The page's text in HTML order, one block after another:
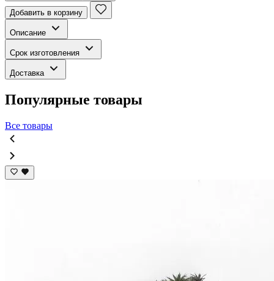
Добавить в корзину
Описание
Срок изготовления
Доставка
Популярные товары
Все товары